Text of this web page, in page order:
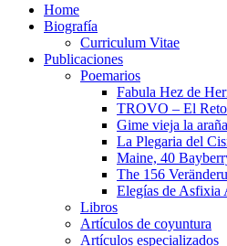
Home
Biografía
Curriculum Vitae​
Publicaciones
Poemarios
Fabula Hez de
TROVO – El
Gime vieja la
La Plegaria del
Maine, 40
The 156
Elegías de Asfixia
Libros
Artículos de coyuntura
Artículos especializados